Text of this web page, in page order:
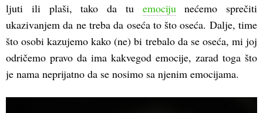
ljuti ili plaši, tako da tu emocijunećemo sprečiti
ukazivanjem da ne treba da oseća to što oseća. Dalje, time
što osobi kazujemo kako (ne) bi trebalo da se oseća, mi joj
odričemo pravo da ima kakvegod emocije, zarad toga što
je nama neprijatno da se nosimo sa njenim emocijama.